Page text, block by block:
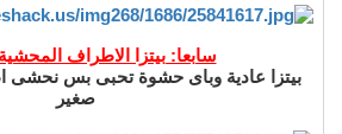
سابعا: بيتزا الاطراف المحشية
بيتزا عادية وباى حشوة تحبى بس نحشى
صغير